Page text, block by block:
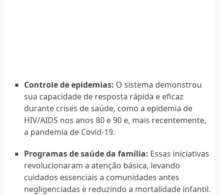
Controle de epidemias: O sistema demonstrou
sua capacidade de resposta rápida e eficaz
durante crises de saúde, como a epidemia de
HIV/AIDS nos anos 80 e 90 e, mais recentemente,
a pandemia de Covid-19.
Programas de saúde da família: Essas iniciativas
revolucionaram a atenção básica, levando
cuidados essenciais a comunidades antes
negligenciadas e reduzindo a mortalidade infantil.